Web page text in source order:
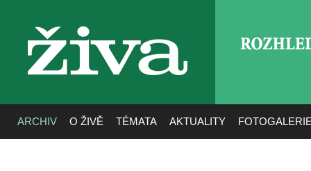
živa
ARCHIV O ŽIVĚ TÉMATA AKTUALITY